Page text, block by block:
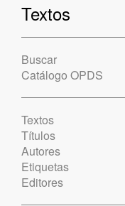
Textos
Buscar
Catálogo OPDS
Textos
Títulos
Autores
Etiquetas
Editores